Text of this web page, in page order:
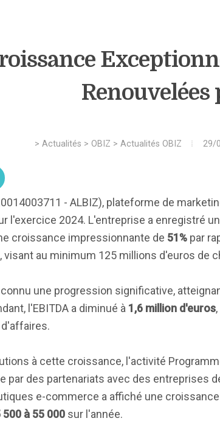
Renouvelées
> Actualités > OBIZ > Actualités OBIZ 29/
- ALBIZ), plateforme de
l'exercice 2024. L'entreprise a enregistré
croissance impressionnante de 51% par
visant au minimum 125 millions d'euros de
une progression significative,
l'EBITDA a diminué à 1,6 million d'euros
à cette croissance, l'activité
par des partenariats avec des entreprises
e-commerce a affiché une
500 à 55 000 sur l'année.